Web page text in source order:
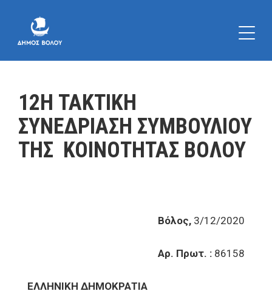
12Η ΤΑΚΤΙΚΗ
ΣΥΝΕΔΡΙΑΣΗ ΣΥΜΒΟΥΛΙΟΥ
ΤΗΣ ΚΟΙΝΟΤΗΤΑΣ ΒΟΛΟΥ
Βόλος, 3/12/2020
Αρ. Πρωτ. : 86158
ΕΛΛΗΝΙΚΗ ΔΗΜΟΚΡΑΤΙΑ